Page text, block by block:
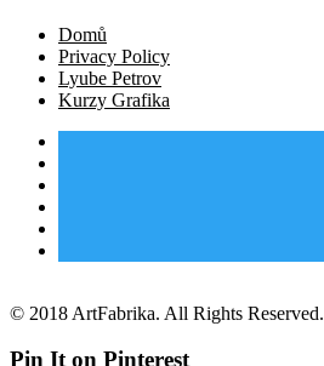
Domů
Privacy Policy
Lyube Petrov
Kurzy Grafika
© 2018 ArtFabrika. All Rights Reserved.
Pin It on Pinterest